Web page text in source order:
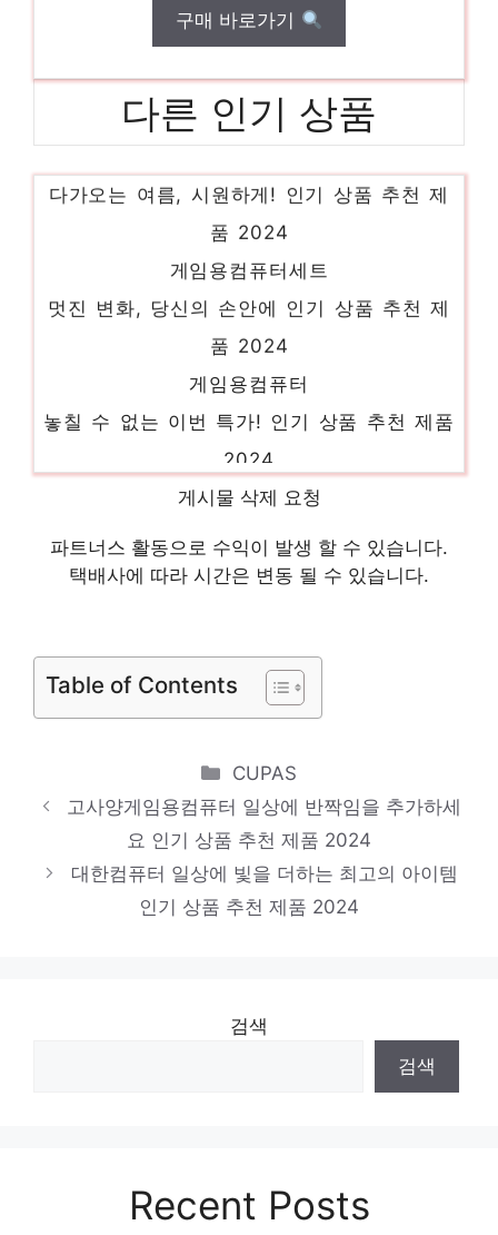
구매 바로가기
다른 인기 상품
게임컴퓨터
다가오는 여름, 시원하게! 인기 상품 추천 제
품 2024
게임용컴퓨터세트
멋진 변화, 당신의 손안에 인기 상품 추천 제
품 2024
게임용컴퓨터
놓칠 수 없는 이번 특가! 인기 상품 추천 제품
2024
게임용조립식컴퓨터
멋진 변화, 당신의 손안에 인기 상품 추천 제
품 2024
게임용본체
제품 2024
게임용데스크탑
추천 제품 2024
게임용pc
절대 놓치지 말아야 할 기회! 인기 상품 추천
게시물 삭제 요청
파트너스 활동으로 수익이 발생 할 수 있습니다.
택배사에 따라 시간은 변동 될 수 있습니다.
Table of Contents
Categories
CUPAS
고사양게임용컴퓨터 일상에 반짝임을 추가하세
요 인기 상품 추천 제품 2024
대한컴퓨터 일상에 빛을 더하는 최고의 아이템
인기 상품 추천 제품 2024
검색
검색
Recent Posts